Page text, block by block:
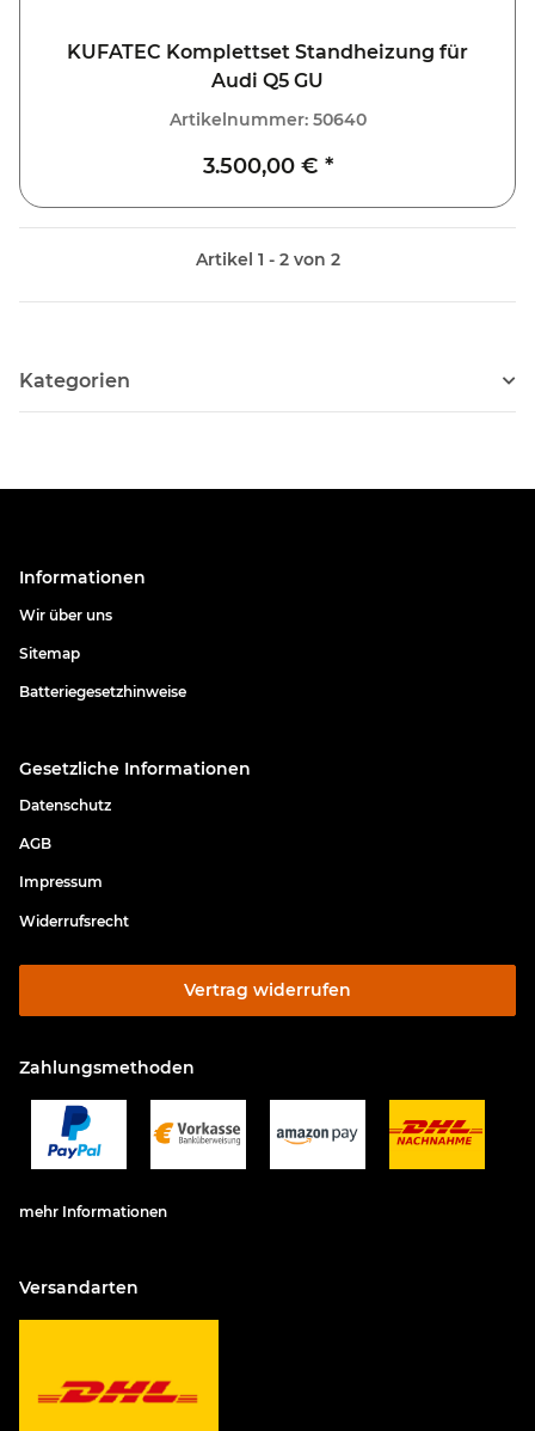
KUFATEC Komplettset Standheizung für
Audi Q5 GU
Artikelnummer: 50640
3.500,00 € *
Artikel 1 - 2 von 2
Kategorien
Informationen
Wir über uns
Sitemap
Batteriegesetzhinweise
Gesetzliche Informationen
Datenschutz
AGB
Impressum
Widerrufsrecht
Vertrag widerrufen
Zahlungsmethoden
mehr Informationen
Versandarten